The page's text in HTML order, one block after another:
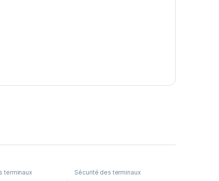
terminaux Sécurité des terminaux